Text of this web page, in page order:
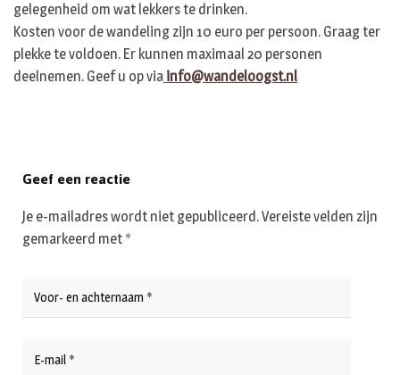
gelegenheid om wat lekkers te drinken.
Kosten voor de wandeling zijn 10 euro per persoon. Graag ter
plekke te voldoen. Er kunnen maximaal 20 personen
deelnemen. Geef u op via info@wandeloogst.nl
Geef een reactie
Je e-mailadres wordt niet gepubliceerd.Vereiste velden zijn
gemarkeerd met *